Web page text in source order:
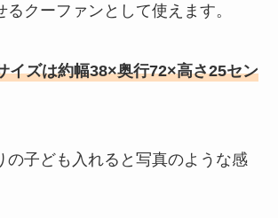
クーファンとして使えます。
イズは約幅38×奥行72×高さ25セン
の子ども入れると写真のような感